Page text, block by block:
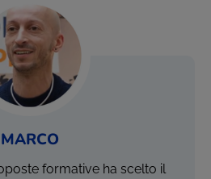
MARCO
formative ha scelto il